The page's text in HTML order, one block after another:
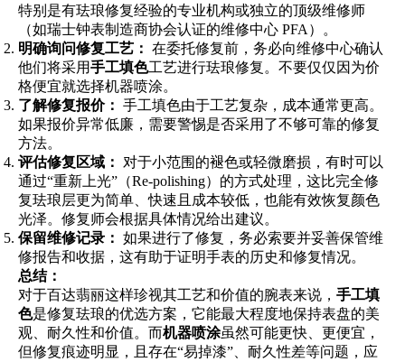
特别是有珐琅修复经验的专业机构或独立的顶级维修师
（如瑞士钟表制造商协会认证的维修中心 PFA）。
明确询问修复工艺： 在委托修复前，务必向维修中心确认
他们将采用手工填色工艺进行珐琅修复。不要仅仅因为价
格便宜就选择机器喷涂。
了解修复报价： 手工填色由于工艺复杂，成本通常更高。
如果报价异常低廉，需要警惕是否采用了不够可靠的修复
方法。
评估修复区域：
对于小范围的褪色或轻微磨损，有时可以
通过“重新上光”（Re-polishing）的方式处理，这比完全修
复珐琅层更为简单、快速且成本较低，也能有效恢复颜色
光泽。修复师会根据具体情况给出建议。
保留维修记录： 如果进行了修复，务必索要并妥善保管维
修报告和收据，这有助于证明手表的历史和修复情况。
总结：
对于百达翡丽这样珍视其工艺和价值的腕表来说， 手工填
色是修复珐琅的优选方案，它能最大程度地保持表盘的美
观、耐久性和价值。而机器喷涂虽然可能更快、更便宜，
但修复痕迹明显，且存在“易掉漆”、耐久性差等问题，应